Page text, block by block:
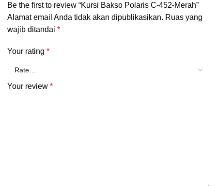
Be the first to review “Kursi Bakso Polaris C-452-Merah”
Alamat email Anda tidak akan dipublikasikan. Ruas yang
wajib ditandai *
Your rating *
Your review *